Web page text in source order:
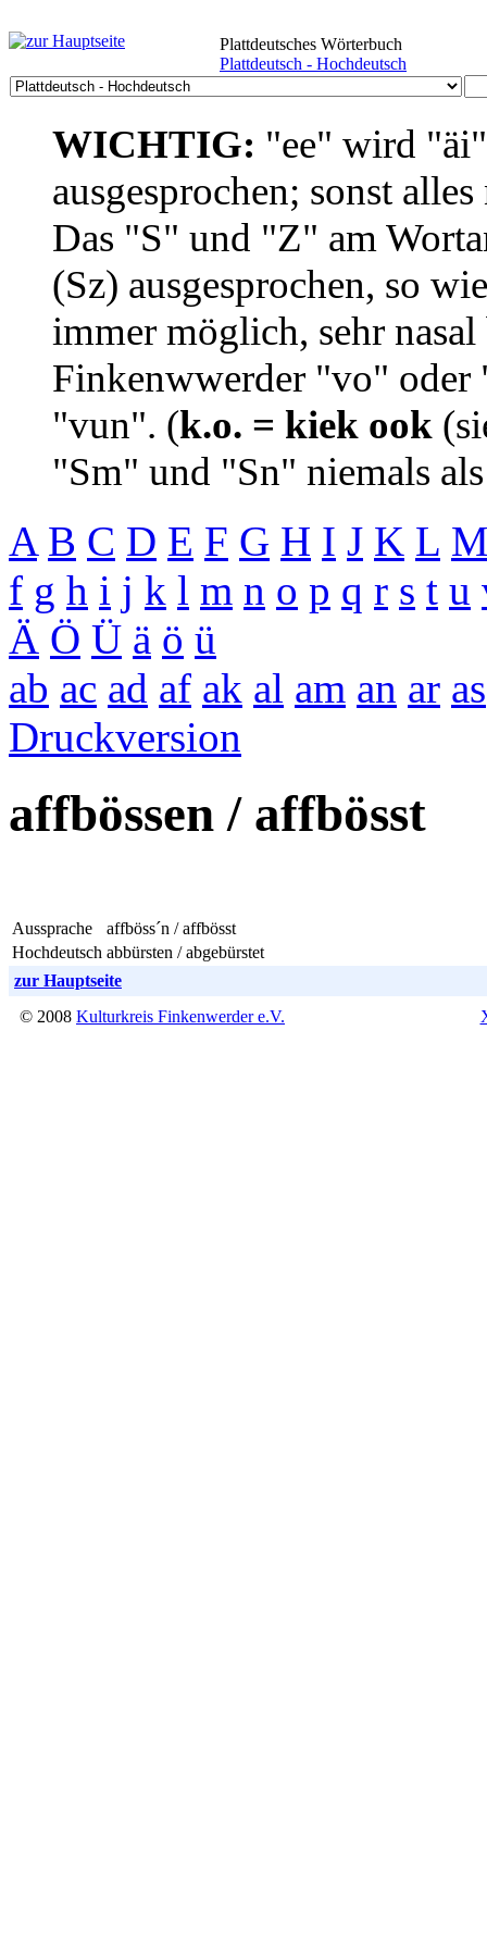
Plattdeutsches Wörterbuch
Plattdeutsch - Hochdeutsch
WICHTIG: "ee" wird
ausgesprochen; sonst
Das "S" und "Z" am
(Sz) ausgesprochen, so
immer möglich, sehr
Finkenwwerder "vo"
"vun". (k.o. = kiek ook
"Sm" und "Sn" niemals
A B C D E F G H I J K L
f g h i j k l m n o p q r s t u
Ä Ö Ü ä ö ü
ab ac ad af ak al am an ar as
Druckversion
affbössen / affbösst
Aussprache
affböss´n / affbösst
Hochdeutsch abbürsten / abgebürstet
zur Hauptseite
© 2008 Kulturkreis Finkenwerder e.V.